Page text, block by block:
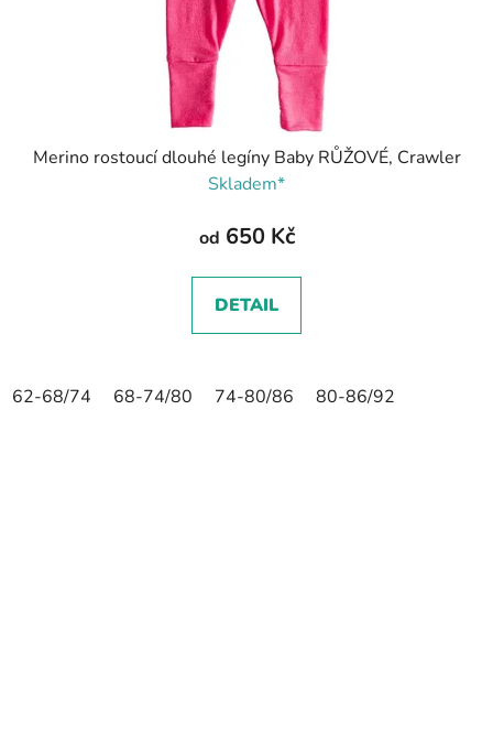
Merino rostoucí dlouhé legíny Baby RŮŽOVÉ, Crawler
Skladem*
od 650 Kč
DETAIL
62-68/74 68-74/80 74-80/86 80-86/92